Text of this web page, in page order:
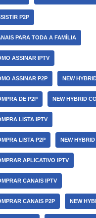
P2P
PARA TODA A FAMÍLIA
ASSINAR IPTV
ASSINAR P2P NEW
DE P2P NEW HYBRID
LISTA IPTV
LISTA P2P NEW
APLICATIVO IPTV
CANAIS IPTV
CANAIS P2P NEW